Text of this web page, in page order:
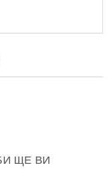
ЩЕ ВИ